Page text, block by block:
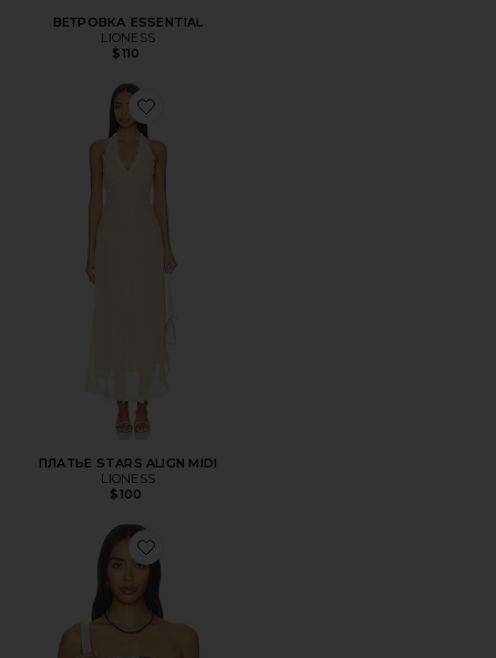
ВЕТРОВКА ESSENTIAL
LIONESS
$110
Favorite ПЛАТЬЕ STARS ALIGN MIDI
ПЛАТЬЕ STARS ALIGN MIDI
LIONESS
$100
Favorite ТОП TAVIANAH